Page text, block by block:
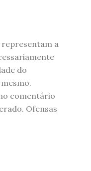
a
do
comentário
Ofensas